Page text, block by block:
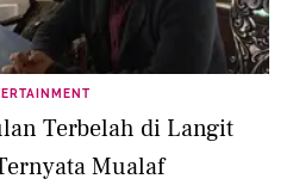
Terbelah di Langit
Mualaf